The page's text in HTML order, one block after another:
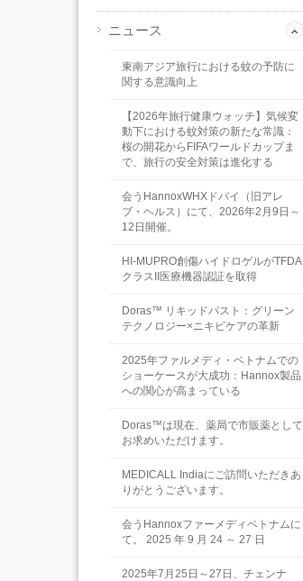
ニュース
東南アジア旅行における蚊の予防に
関する意識向上
【2026年旅行健康ウォッチ】気候変
動下における蚊対策の新たな常識：
桜の開花からFIFAワールドカップま
で、旅行の安全対策は進化する
会うHannoxWHXドバイ（旧アレ
ブ・ヘルス）にて、2026年2月9日～
12日開催。
HI-MUPRO創傷ハイドロゲルがTFDA
クラスII医療機器認証を取得
Doras™ リキッドパスト：グリーン
テクノロジー×ニキビケアの革新
2025年ファルメディ・ベトナムでの
ショーケースが大成功：Hannox製品
への関心が高まっている
Doras™は現在、薬局で市販薬として
お求めいただけます。
MEDICALL Indiaにご訪問いただきあ
りがとうございます。
会うHannoxファーメディベトナムに
て。 2025 年 9 月 24 ～ 27 日
2025年7月25日～27日、チェンナ